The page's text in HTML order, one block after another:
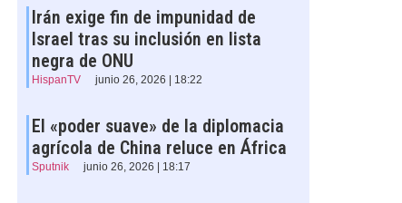
Irán exige fin de impunidad de
Israel tras su inclusión en lista
negra de ONU
HispanTV junio 26, 2026 | 18:22
El «poder suave» de la diplomacia
agrícola de China reluce en África
Sputnik junio 26, 2026 | 18:17